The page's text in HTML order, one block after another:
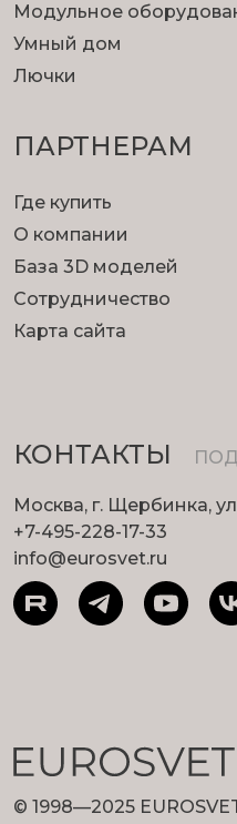
Модульное
Умный дом
Лючки
ПАРТНЕРАМ
Где купить
О компании
База 3D моделей
Сотрудничество
Карта сайта
КОНТАКТЫ
Москва, г. Щербинка,
+7-495-228-17-33
info@eurosvet.ru
© 1998—2025